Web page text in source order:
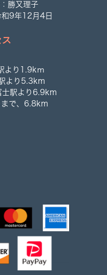
勝又理子
和9年12月4日
より1.9kｍ
より5.3km
士駅より6.9km
まで、6.8km